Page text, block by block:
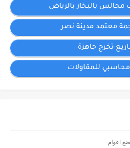
بالبخار بالرياض
معتمد مدينة نصر
تخرج جاهزة
محاسبي للمقاولات
اعوام